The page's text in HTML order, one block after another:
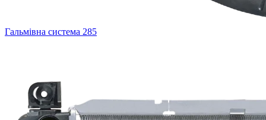
Гальмівна система 285